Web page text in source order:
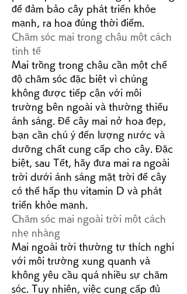
để đảm bảo cây phát triển khỏe
mạnh, ra hoa đúng thời điểm.
Chăm sóc mai trong chậu một cách
tinh tế
Mai trồng trong chậu cần một chế
độ chăm sóc đặc biệt vì chúng
không được tiếp cận với môi
trường bên ngoài và thường thiếu
ánh sáng. Để cây mai nở hoa đẹp,
bạn cần chú ý đến lượng nước và
dưỡng chất cung cấp cho cây. Đặc
biệt, sau Tết, hãy đưa mai ra ngoài
trời dưới ánh sáng mặt trời để cây
có thể hấp thụ vitamin D và phát
triển khỏe mạnh.
Chăm sóc mai ngoài trời một cách
nhẹ nhàng
Mai ngoài trời thường tự thích nghi
với môi trường xung quanh và
không yêu cầu quá nhiều sự chăm
sóc. Tuy nhiên, việc cung cấp đủ